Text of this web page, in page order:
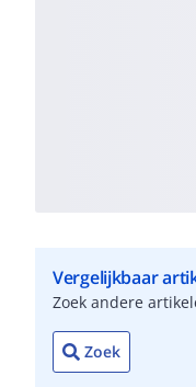
Vergelijkbaar
Zoek andere
Zoek